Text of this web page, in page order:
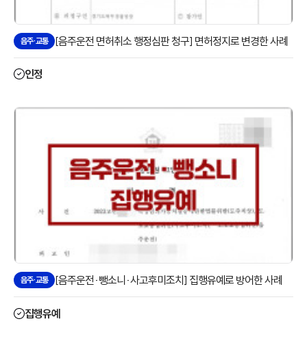
음주·교통 [음주운전 면허취소 행정심판 청구] 면허정지로 변경한 사례
인정
음주·교통 [음주운전·뺑소니·사고후미조치] 집행유예로 방어한 사례
집행유예